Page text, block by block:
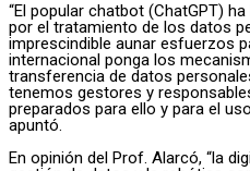
“El popular chatbot (ChatGPT)
por el tratamiento de los datos
imprescindible aunar esfuerzos
internacional ponga los
transferencia de datos
tenemos gestores y
preparados para ello y para el
apuntó.
En opinión del Prof. Alarcó, “la